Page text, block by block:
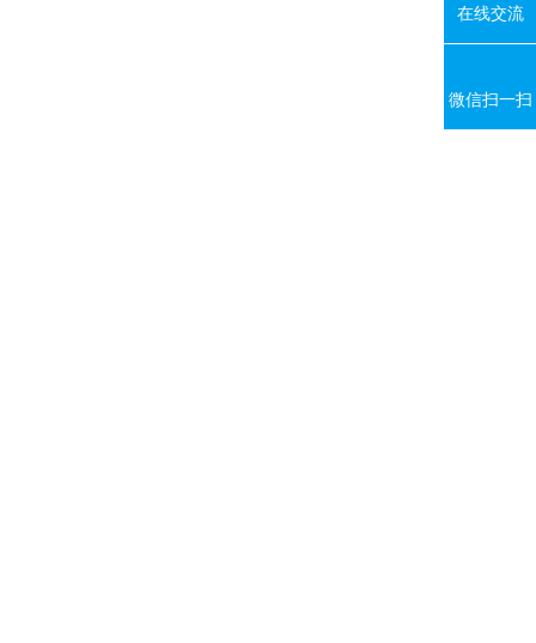
在线交流
微信扫一扫